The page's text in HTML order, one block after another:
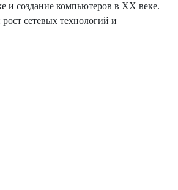
и создание компьютеров в XX веке.
сетевых технологий и